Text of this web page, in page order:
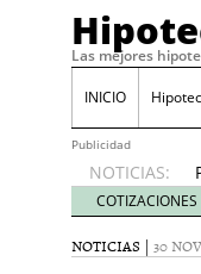
Las mejores
INICIO
Publicidad
NOTICIAS:
NOTICIAS | 30